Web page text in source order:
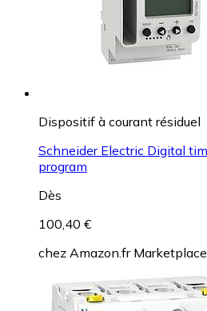
Dispositif à courant résiduel
Schneider Electric Digital
program
Dès
100,40 €
chez Amazon.fr Marketplace